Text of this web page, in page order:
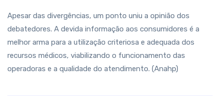
Apesar das divergências, um ponto uniu a opinião dos
debatedores. A devida informação aos consumidores é a
melhor arma para a utilização criteriosa e adequada dos
recursos médicos, viabilizando o funcionamento das
operadoras e a qualidade do atendimento. (Anahp)